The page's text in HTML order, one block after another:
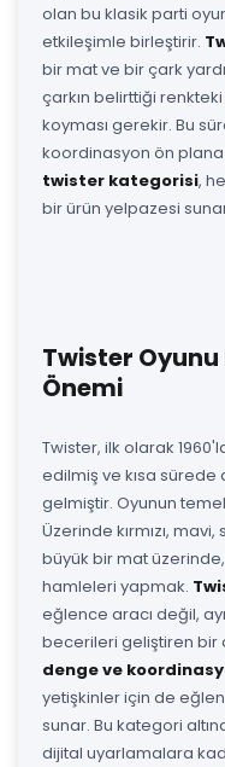
olan bu klasik parti
etkileşimle birleştirir.
bir mat ve bir çark
çarkın belirttiği
koyması gerekir. Bu
koordinasyon ön
twister kategorisi,
bir ürün yelpazesi
Twister
Önemi
Twister, ilk olarak
edilmiş ve kısa
gelmiştir. Oyunun
Üzerinde kırmızı,
büyük bir mat
hamleleri yapmak.
eğlence aracı değil,
becerileri geliştiren bir
denge ve
yetişkinler için de
sunar. Bu kategori
dijital uyarlamalara